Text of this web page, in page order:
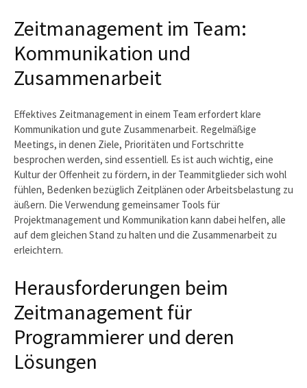
Zeitmanagement im Team:
Kommunikation und
Zusammenarbeit
Effektives Zeitmanagement in einem Team erfordert klare
Kommunikation und gute Zusammenarbeit. Regelmäßige
Meetings, in denen Ziele, Prioritäten und Fortschritte
besprochen werden, sind essentiell. Es ist auch wichtig, eine
Kultur der Offenheit zu fördern, in der Teammitglieder sich wohl
fühlen, Bedenken bezüglich Zeitplänen oder Arbeitsbelastung zu
äußern. Die Verwendung gemeinsamer Tools für
Projektmanagement und Kommunikation kann dabei helfen, alle
auf dem gleichen Stand zu halten und die Zusammenarbeit zu
erleichtern.
Herausforderungen beim
Zeitmanagement für
Programmierer und deren
Lösungen